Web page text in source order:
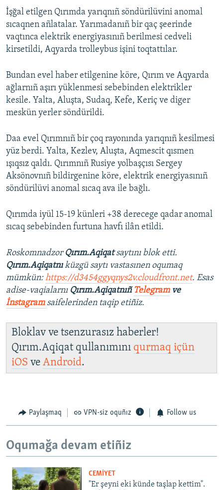
İşğal etilgen Qırımda yarıqnıñ söndürilüvini anomal
sıcaqnen añlatalar. Yarımadanıñ bir qaç şeerinde
vaqtınca elektrik energiyasınıñ berilmesi cedveli
kirsetildi, Aqyarda trolleybus işini toqtattılar.
Bundan evel haber etilgenine köre, Qırım ve Aqyarda
ağlarnıñ aşırı yüklenmesi sebebinden elektrikler
kesile. Yalta, Aluşta, Sudaq, Kefe, Keriç ve diger
meskün yerler söndürildi.
Daa evel Qırımnıñ bir çoq rayonında yarıqnıñ kesilmesi
yüz berdi. Yalta, Kezlev, Aluşta, Aqmescit qısmen
ışıqsız qaldı. Qırımnıñ Rusiye yolbaşçısı Sergey
Aksönovnıñ bildirgenine köre, elektrik energiyasınıñ
söndürilüvi anomal sıcaq ava ile bağlı.
Qırımda iyül 15-19 künleri +38 derecege qadar anomal
sıcaq sebebinden furtuna havfı ilân etildi.
Roskomnadzor Qırım.Aqiqatsaytını blok etti.
Qırım.Aqiqatnıküzgü saytı vastasınen oqumaq
mümkün:https://d3454ggyqnys2v.cloudfront.net. Esas
adise-vaqialarnı Qırım.Aqiqatnıñ Telegramve
İnstagram saifelerinden taqip etiñiz.
Bloklav ve tsenzurasız haberler!
Qırım.Aqiqat qullanımını qurmaq içün
iOS ve Android.
Paylaşmaq VPN-siz oquñız Follow us
Oqumağa devam etiñiz
CEMİYET
"Er şeyni eki künde taşlap kettim".